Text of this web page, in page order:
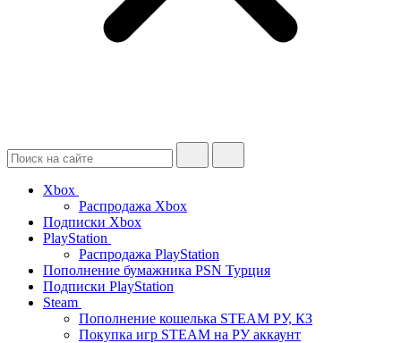
Xbox
Распродажа Xbox
Подписки Xbox
PlayStation
Распродажа PlayStation
Пополнение бумажника PSN Турция
Подписки PlayStation
Steam
Пополнение кошелька STEAM РУ, КЗ
Покупка игр STEAM на РУ аккаунт